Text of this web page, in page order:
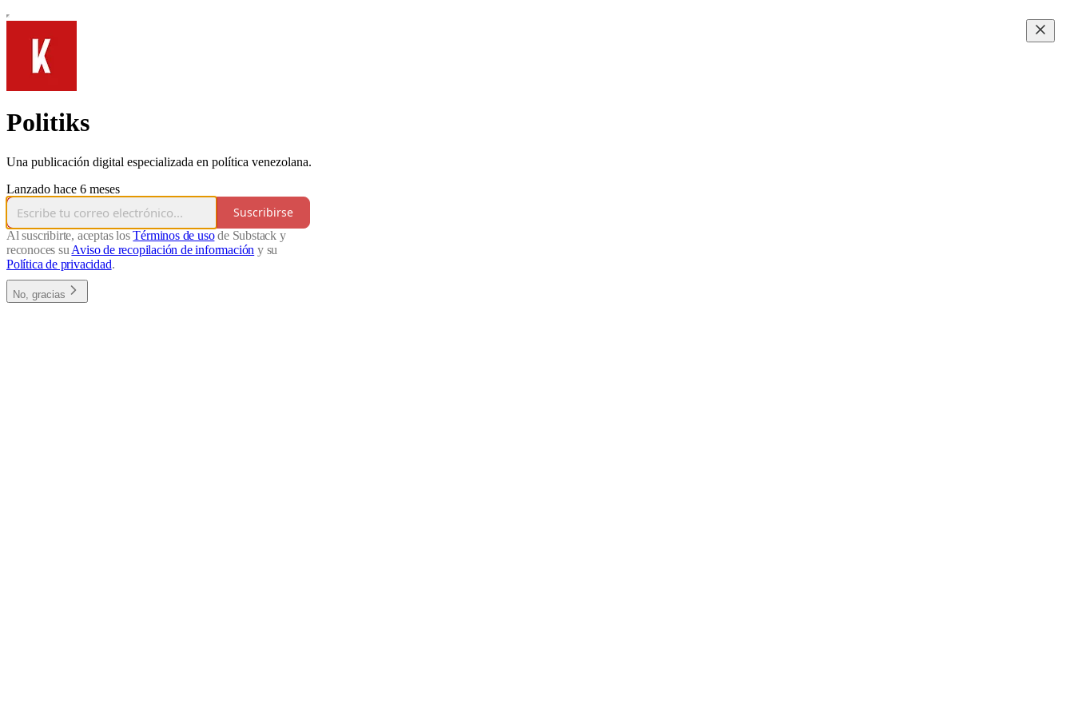
Politiks
Una publicación digital especializada en política venezolana.
Lanzado hace 6 meses
Suscribirse
Al suscribirte, aceptas losTérminos de usode Substack y
reconoces su Aviso de recopilación de información y su
Política de privacidad.
No, gracias